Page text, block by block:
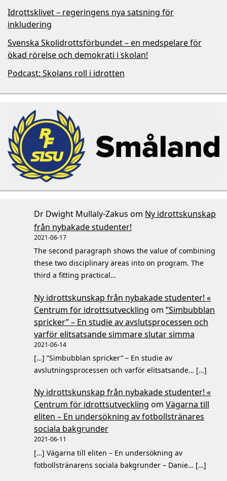
Idrottsklivet – regeringens nya satsning för
inkludering
Svenska Skolidrottsförbundet – en medspelare för
ökad rörelse och demokrati i skolan!
Podcast: Skolans roll i idrotten
Dr Dwight Mullaly-Zakus om Ny idrottskunskap
från nybakade studenter!
2021-06-17
The second paragraph shows the value of combining
these two disciplinary areas into on program. The
third a fitting practical…
Ny idrottskunskap från nybakade studenter! «
Centrum för idrottsutveckling om ”Simbubblan
spricker” – En studie av avslutsprocessen och
varför elitsatsande simmare slutar simma
2021-06-14
[…] ”Simbubblan spricker” – En studie av
avslutningsprocessen och varför elitsatsande… […]
Ny idrottskunskap från nybakade studenter! «
Centrum för idrottsutveckling om Vägarna till
eliten – En undersökning av fotbollstränares
sociala bakgrunder
2021-06-11
[…] Vägarna till eliten – En undersökning av
fotbollstränarens sociala bakgrunder – Danie… […]